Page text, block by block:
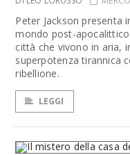
Peter Jackson presenta
mondo post-
città che vivono in aria,
superpotenza tirannica
ribellione.
LEGGI